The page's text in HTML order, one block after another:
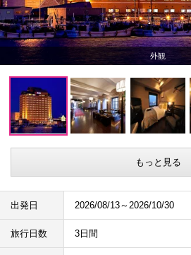
外観
もっと見る
出発日 2026/08/13～2026/10/30
旅行日数 3日間